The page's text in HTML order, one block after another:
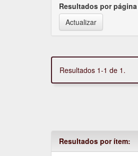
Resultados por página
Resultados 1-1 de 1.
Resultados por ítem: